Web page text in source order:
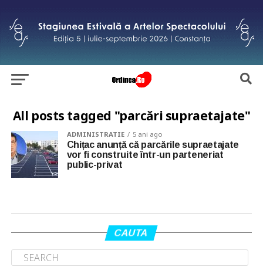
All posts tagged "parcări supraetajate"
ADMINISTRATIE 5 ani ago
Chițac anunță că parcările supraetajate
vor fi construite într-un parteneriat
public-privat
CAUTA